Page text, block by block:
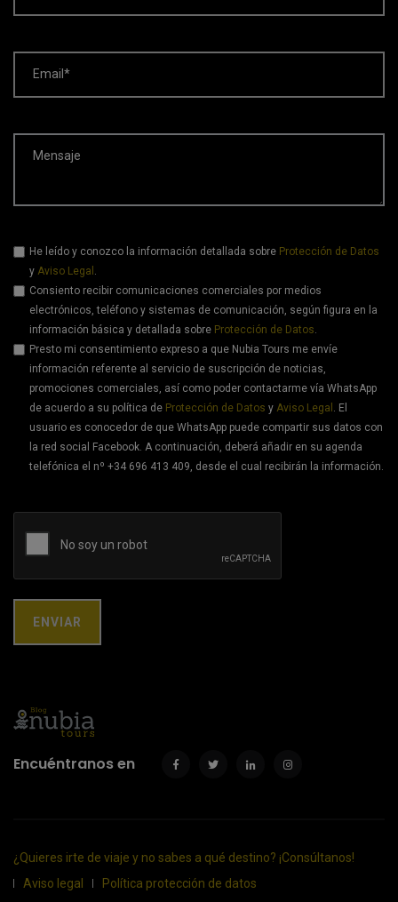
Email*
Mensaje
He leído y conozco la información detallada sobre Protección de Datos
y Aviso Legal
Consiento recibir comunicaciones comerciales por medios
electrónicos, teléfono y sistemas de comunicación, según figura en la
información básica y detallada sobre Protección de Datos
Presto mi consentimiento expreso a que Nubia Tours me envíe
información referente al servicio de suscripción de noticias,
promociones comerciales, así como poder contactarme vía WhatsApp
de acuerdo a su política de Protección de Datos y Aviso Legal
. El
usuario es conocedor de que WhatsApp puede compartir sus datos con
la red social Facebook. A continuación, deberá añadir en su agenda
telefónica el nº +34 696 413 409, desde el cual recibirán la información.
Encuéntranos en
¿Quieres irte de viaje y no sabes a qué destino? ¡Consúltanos!
Aviso legal
Política protección de datos